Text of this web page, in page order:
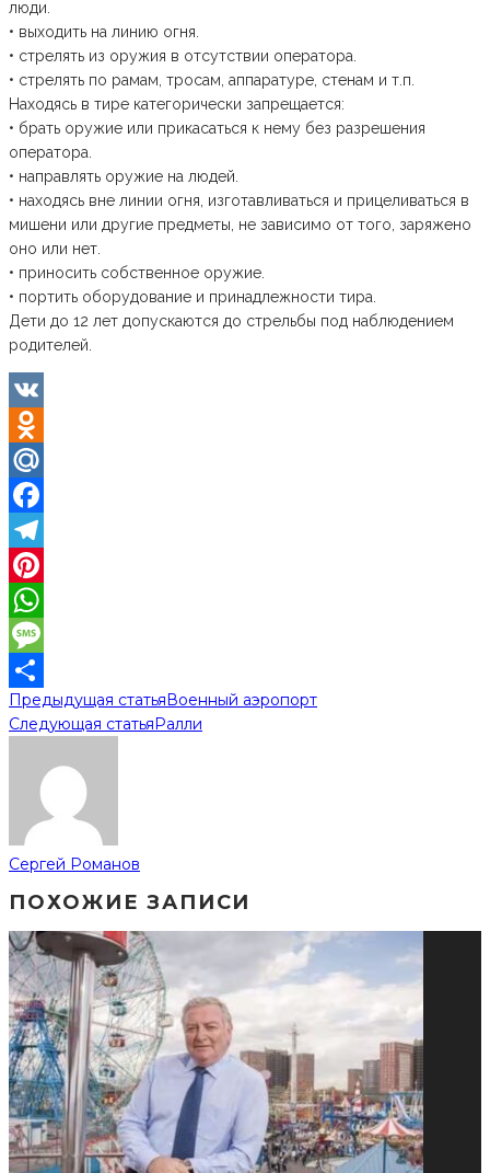
люди.
• выходить на линию огня.
• стрелять из оружия в отсутствии оператора.
• стрелять по рамам, тросам, аппаратуре, стенам и т.п.
Находясь в тире категорически запрещается:
• брать оружие или прикасаться к нему без разрешения
оператора.
• направлять оружие на людей.
• находясь вне линии огня, изготавливаться и прицеливаться в
мишени или другие предметы, не зависимо от того, заряжено
оно или нет.
• приносить собственное оружие.
• портить оборудование и принадлежности тира.
Дети до 12 лет допускаются до стрельбы под наблюдением
родителей.
VK
Odnoklassniki
Mail.Ru
Facebook
Telegram
Pinterest
WhatsApp
Message
Отправить
Предыдущая статьяВоенный аэропорт
Следующая статьяРалли
Сергей Романов
ПОХОЖИЕ ЗАПИСИ